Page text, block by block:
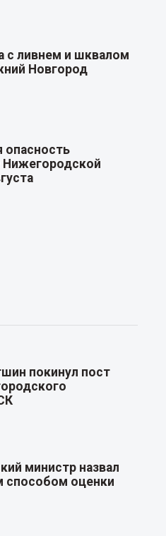
с ливнем и шквалом
Новгород
опасность
Нижегородской
покинул пост
министр назвал
способом оценки